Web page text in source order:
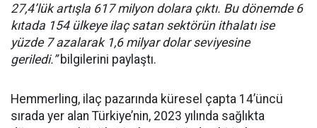
27,4’lük artışla 617 milyon dolara çıktı. Bu dönemde 6
kıtada 154 ülkeye ilaç satan sektörün ithalatı ise
yüzde 7 azalarak 1,6 milyar dolar seviyesine
geriledi.”bilgilerini paylaştı.
Hemmerling, ilaç pazarında küresel çapta 14’üncü
sırada yer alan Türkiye’nin, 2023 yılında sağlıkta